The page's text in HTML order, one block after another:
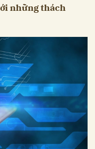
những thách